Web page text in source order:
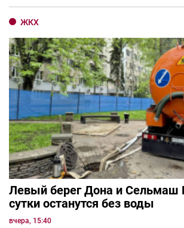
ЖКХ
Левый берег Дона и Сельмаш
сутки останутся без воды
вчера, 15:40